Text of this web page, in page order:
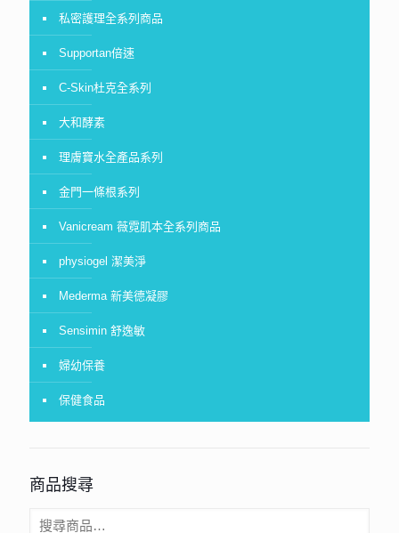
私密護理全系列商品
Supportan倍速
C-Skin杜克全系列
大和酵素
理膚寶水全產品系列
金門一條根系列
Vanicream 薇霓肌本全系列商品
physiogel 潔美淨
Mederma 新美德凝膠
Sensimin 舒逸敏
婦幼保養
保健食品
商品搜尋